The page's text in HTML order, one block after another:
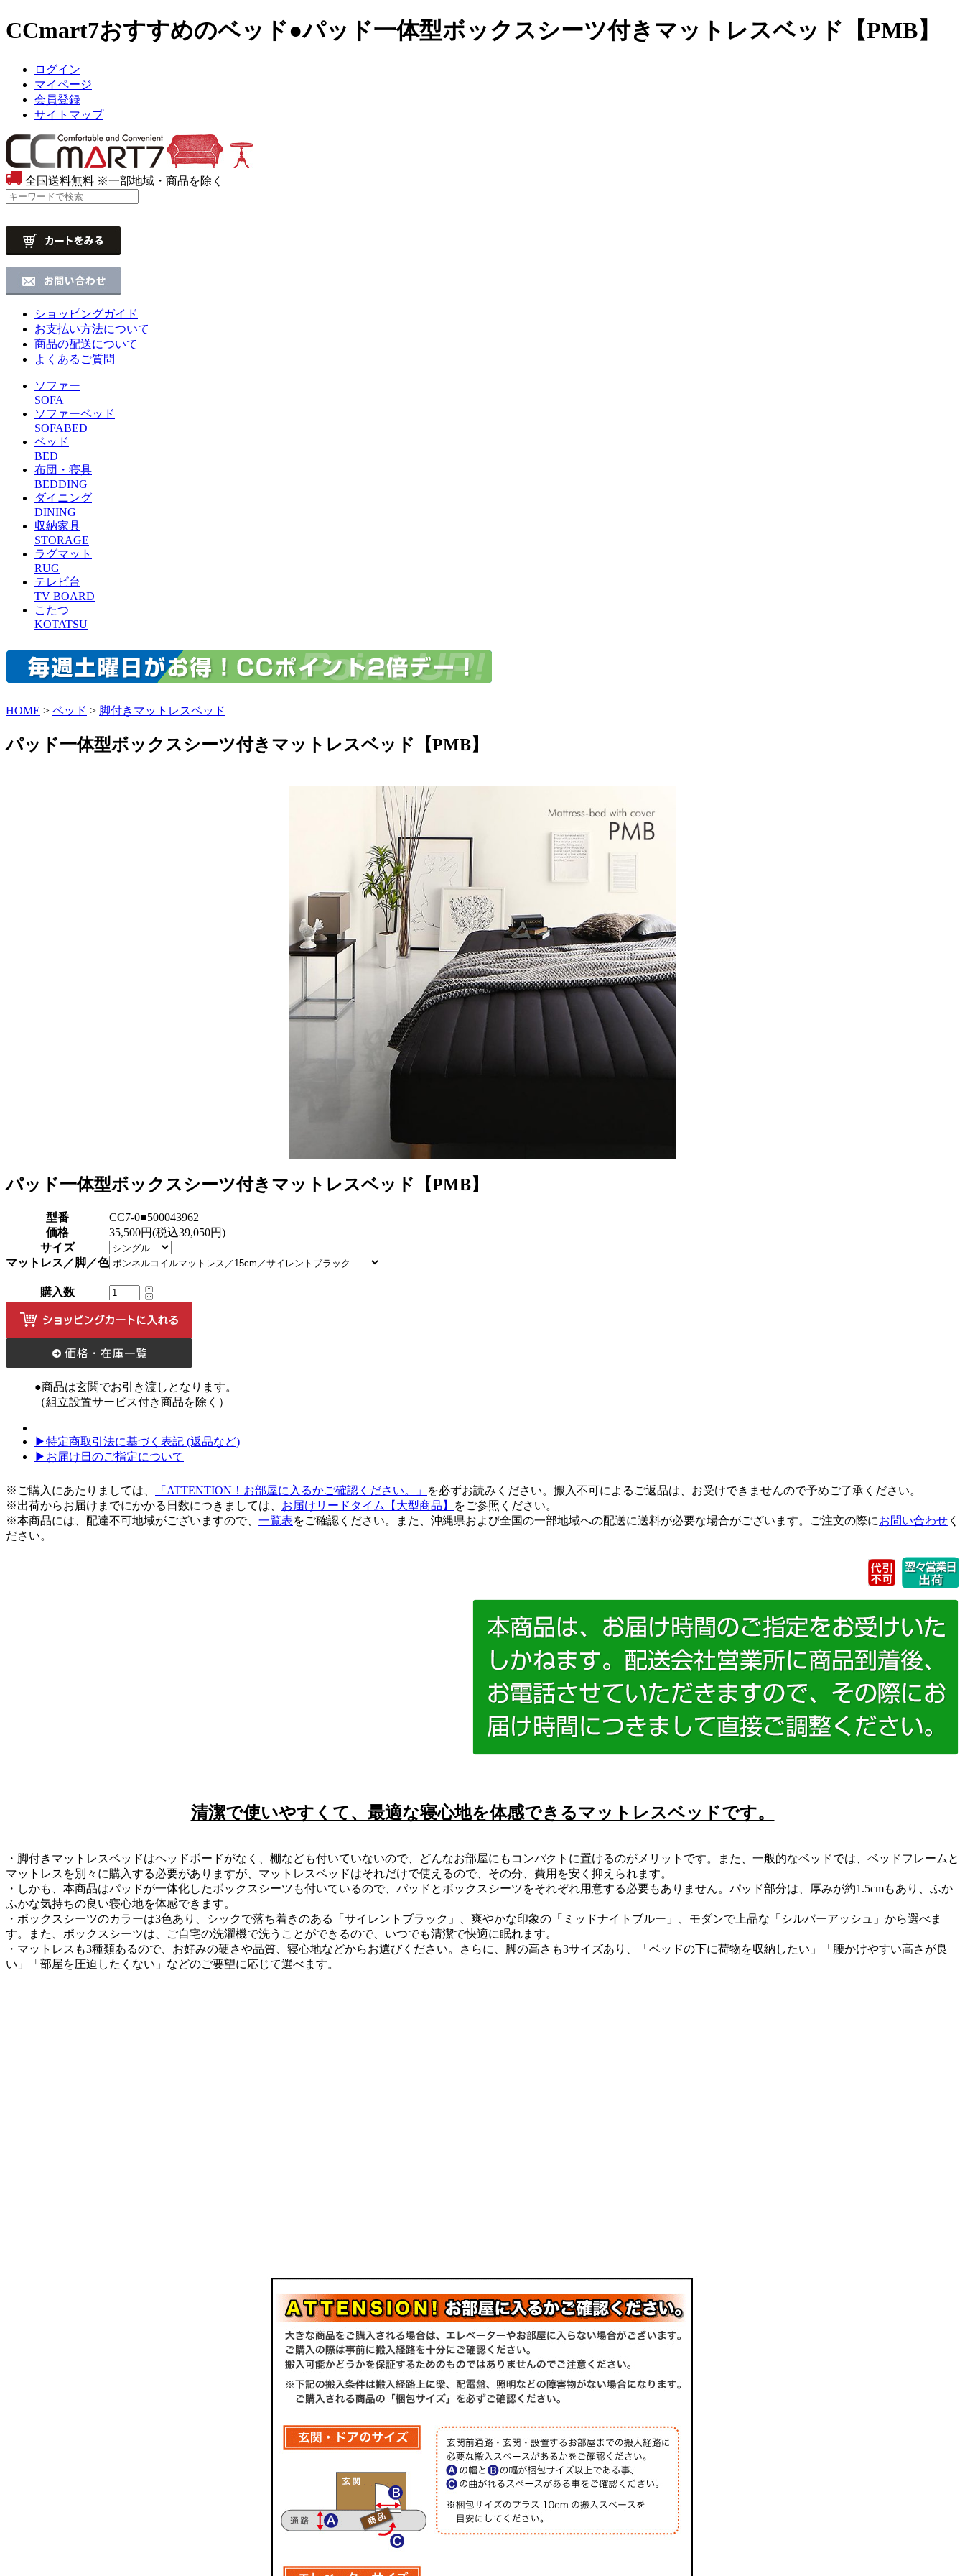
CCmart7おすすめのベッド●パッド一体型ボックスシーツ付きマットレスベッド【PMB】
ログイン
マイページ
会員登録
サイトマップ
全国送料無料 ※一部地域・商品を除く
ショッピングガイド
お支払い方法について
商品の配送について
よくあるご質問
ソファー
SOFA
ソファーベッド
SOFABED
ベッド
BED
布団・寝具
BEDDING
ダイニング
DINING
収納家具
STORAGE
ラグマット
RUG
テレビ台
TV BOARD
こたつ
KOTATSU
HOME > ベッド > 脚付きマットレスベッド
パッド一体型ボックスシーツ付きマットレスベッド【PMB】
パッド一体型ボックスシーツ付きマットレスベッド【PMB】
型番
CC7-0■500043962
価格
35,500円(税込39,050円)
サイズ
マットレス／脚／色
購入数
●商品は玄関でお引き渡しとなります。
（組立設置サービス付き商品を除く）
▶特定商取引法に基づく表記 (返品など)
▶お届け日のご指定について
※ご購入にあたりましては、 「ATTENTION！お部屋に入るかご確認ください。」
を必ずお読みください。搬入不可によるご返品は、お受けできませんので予めご了承ください。
※出荷からお届けまでにかかる日数につきましては、 お届けリードタイム【大型商品】
をご参照ください。
※本商品には、配達不可地域がございますので、 一覧表をご確認ください。また、沖縄県および全国の一部地域への配送に送料が必要な場合がございます。ご注文の際にお問い合わせ く
ださい。
清潔で使いやすくて、最適な寝心地を体感できるマットレスベッドです。
・脚付きマットレスベッドはヘッドボードがなく、棚なども付いていないので、どんなお部屋にもコンパクトに置けるのがメリットです。また、一般的なベッドでは、ベッドフレームと
マットレスを別々に購入する必要がありますが、マットレスベッドはそれだけで使えるので、その分、費用を安く抑えられます。
・しかも、本商品はパッドが一体化したボックスシーツも付いているので、パッドとボックスシーツをそれぞれ用意する必要もありません。パッド部分は、厚みが約1.5cmもあり、ふか
ふかな気持ちの良い寝心地を体感できます。
・ボックスシーツのカラーは3色あり、シックで落ち着きのある「サイレントブラック」、爽やかな印象の「ミッドナイトブルー」、モダンで上品な「シルバーアッシュ」から選べま
す。また、ボックスシーツは、ご自宅の洗濯機で洗うことができるので、いつでも清潔で快適に眠れます。
・マットレスも3種類あるので、お好みの硬さや品質、寝心地などからお選びください。さらに、脚の高さも3サイズあり、「ベッドの下に荷物を収納したい」「腰かけやすい高さが良
い」「部屋を圧迫したくない」などのご要望に応じて選べます。